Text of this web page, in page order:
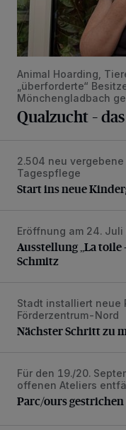
Animal Hoarding,
„überforderte“
Mönchengladbach
Qualzucht –
Start ins neue
2.504 neu
Tagespflege
Start ins neue
Ausstellung „La toile
Eröffnung am 24. Juli
Ausstellung „La toile
Schmitz
Nächster Schritt zu
Stadt installiert neue
Förderzentrum-Nord
Nächster Schritt zu
Parc/ours
Für den 19./20.
offenen Ateliers
Parc/ours gestrichen